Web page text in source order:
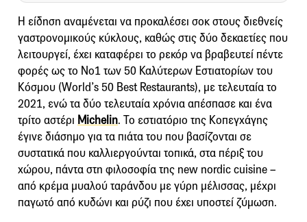
Η είδηση αναμένεται να προκαλέσει σοκ στους διεθνείς
γαστρονομικούς κύκλους, καθώς στις δύο δεκαετίες που
λειτουργεί, έχει καταφέρει το ρεκόρ να βραβευτεί πέντε
φορές ως το Νο1 των 50 Καλύτερων Εστιατορίων του
Κόσμου (World’s 50 Best Restaurants), με τελευταία το
2021, ενώ τα δύο τελευταία χρόνια απέσπασε και ένα
τρίτο αστέρι Michelin. Το εστιατόριο της Κοπεγχάγης
έγινε διάσημο για τα πιάτα του που βασίζονται σε
συστατικά που καλλιεργούνται τοπικά, στα πέριξ του
χώρου, πάντα στη φιλοσοφία της new nordic cuisine –
από κρέμα μυαλού ταράνδου με γύρη μέλισσας, μέχρι
παγωτό από κυδώνι και ρύζι που έχει υποστεί ζύμωση.